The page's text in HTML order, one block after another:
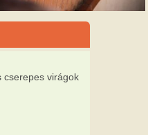
cserepes virágok